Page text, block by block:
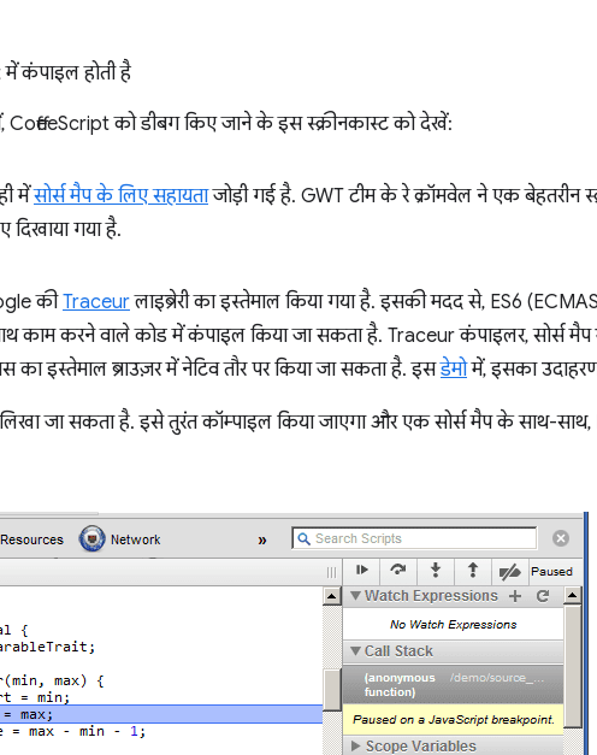
में कंपाइल होती है
को डीबग किए जाने के इस स्क्रीनकास्ट को देखें:
मेंसोर्स मैप के लिए सहायताजोड़ी गई है. GWT टीम के रे क्रॉमवेल ने एक बेहतरीन
दिखाया गया है.
कीTraceurलाइब्रेरी का इस्तेमाल किया गया है. इसकी मदद से, ES6
काम करने वाले कोड में कंपाइल किया जा सकता है. Traceur कंपाइलर, सोर्स मैप
का इस्तेमाल ब्राउज़र में नेटिव तौर पर किया जा सकता है. इसडेमोमें, इसका उदाहरण
लिखा जा सकता है. इसे तुरंत कॉम्पाइल किया जाएगा और एक सोर्स मैप के साथ-साथ,